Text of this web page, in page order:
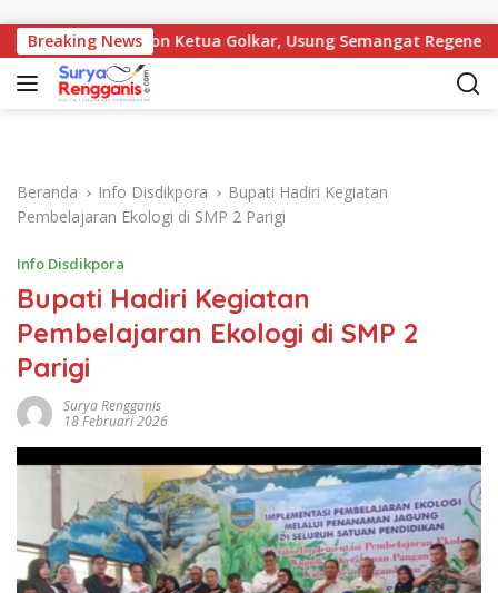
Breaking News
di Bursa Calon Ketua Golkar, Usung Semangat Regenerasi
Beranda Info Disdikpora
Bupati Hadiri Kegiatan
Pembelajaran Ekologi di SMP 2 Parigi
Info Disdikpora
Bupati Hadiri Kegiatan
Pembelajaran Ekologi di SMP 2
Parigi
Surya Rengganis
18 Februari 2026